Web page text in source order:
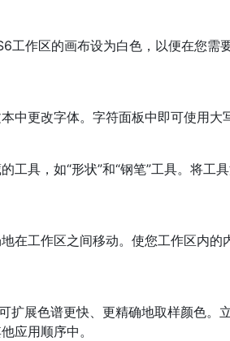
工作区的画布设为白色，以便在您需
中更改字体。字符面板中即可使用大
工具，如“形状”和“钢笔”工具。将工
在工作区之间移动。使您工作区内的
扩展色谱更快、更精确地取样颜色。
应用顺序中。